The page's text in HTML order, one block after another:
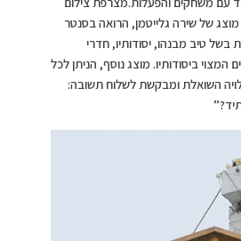
של שירה גלייטמן, הרואה בסנטר
בשל טיב מבנהו, יסודותיו, חדרי
המצוי ביסודותיו. מוצג נוסף, הניתן לכל
השואלת ומבקשת לשלוח תשובה: